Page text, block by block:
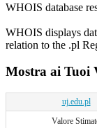
WHOIS database
WHOIS displays
relation to the .pl
Mostra ai Tuoi
uj.edu.pl
Valore